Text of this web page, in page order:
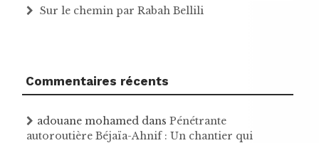
Sur le chemin par Rabah Bellili
Commentaires récents
adouane mohamed dans Pénétrante
autoroutière Béjaïa-Ahnif : Un chantier qui